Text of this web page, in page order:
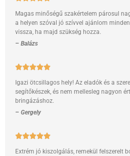
Magas minőségű szakértelem párosul
a helyen szóval jó szívvel ajánlom
vissza, ha majd szükség hozza.
– Balázs
Igazi ötcsillagos hely! Az eladók és a
segítőkészek, és nem mellesleg nagyon
bringázáshoz.
– Gergely
Extrém jó kiszolgálás, remekül felszerelt